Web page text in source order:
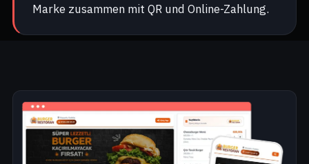
Marke zusammen mit QR und Online-Zahlung.